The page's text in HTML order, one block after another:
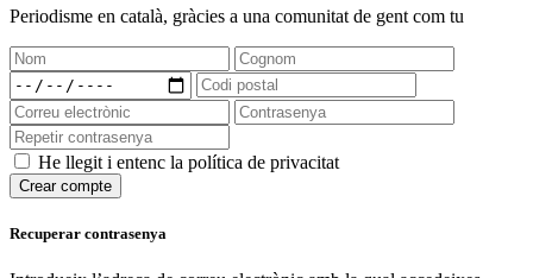
Periodisme en català, gràcies a una comunitat de gent com tu
He llegit i entenc la política de privacitat
Crear compte
Recuperar contrasenya